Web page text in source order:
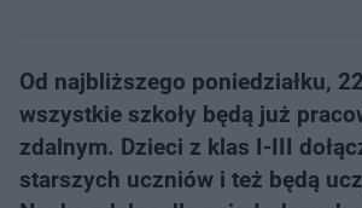
Od najbliższego poniedziałku,
wszystkie szkoły będą już
zdalnym. Dzieci z klas I-III
starszych uczniów i też będą